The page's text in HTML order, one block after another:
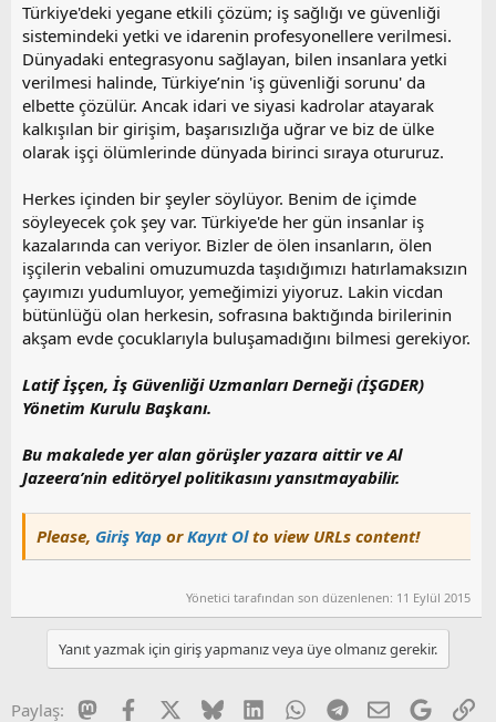
Türkiye'deki yegane etkili çözüm; iş sağlığı ve güvenliği
sistemindeki yetki ve idarenin profesyonellere verilmesi.
Dünyadaki entegrasyonu sağlayan, bilen insanlara yetki
verilmesi halinde, Türkiye’nin 'iş güvenliği sorunu' da
elbette çözülür. Ancak idari ve siyasi kadrolar atayarak
kalkışılan bir girişim, başarısızlığa uğrar ve biz de ülke
olarak işçi ölümlerinde dünyada birinci sıraya otururuz.
Herkes içinden bir şeyler söylüyor. Benim de içimde
söyleyecek çok şey var. Türkiye'de her gün insanlar iş
kazalarında can veriyor. Bizler de ölen insanların, ölen
işçilerin vebalini omuzumuzda taşıdığımızı hatırlamaksızın
çayımızı yudumluyor, yemeğimizi yiyoruz. Lakin vicdan
bütünlüğü olan herkesin, sofrasına baktığında birilerinin
akşam evde çocuklarıyla buluşamadığını bilmesi gerekiyor.
Latif İşçen, İş Güvenliği Uzmanları Derneği (İŞGDER)
Yönetim Kurulu Başkanı.
Bu makalede yer alan görüşler yazara aittir ve Al
Jazeera’nin editöryel politikasını yansıtmayabilir.
Please, Giriş Yap orKayıt Olto view URLs content!
Yönetici tarafından son düzenlenen: 11 Eylül 2015
Yanıt yazmak için giriş yapmanız veya üye olmanız gerekir.
Paylaş: MastodonFacebook BlueskyLinkedInWhatsAppTelegram
E-postaGoogle